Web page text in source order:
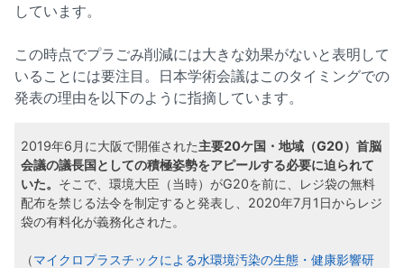
しています。
この時点でプラごみ削減には大きな効果がないと表明して
いることには要注目。日本学術会議はこのタイミングでの
発表の理由を以下のように指摘しています。
2019年6月に大阪で開催された主要20ケ国・地域（G20）首脳
会議の議長国としての積極姿勢をアピールする必要に迫られて
いた。 そこで、環境大臣（当時）がG20を前に、レジ袋の無料
配布を禁じる法令を制定すると発表し、2020年7月1日からレジ
袋の有料化が義務化された。
（マイクロプラスチックによる水環境汚染の生態・健康影響研